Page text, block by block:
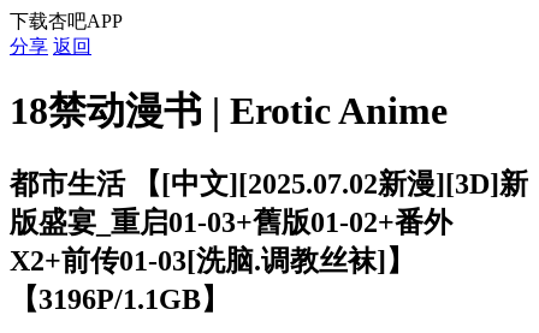
下载杏吧APP
分享 返回
18禁动漫书 | Erotic Anime
都市生活
【[中文][2025.07.02新漫][3D]新
版盛宴_重启01-03+舊版01-02+番外
X2+前传01-03[洗脑.调教丝袜]】
【3196P/1.1GB】